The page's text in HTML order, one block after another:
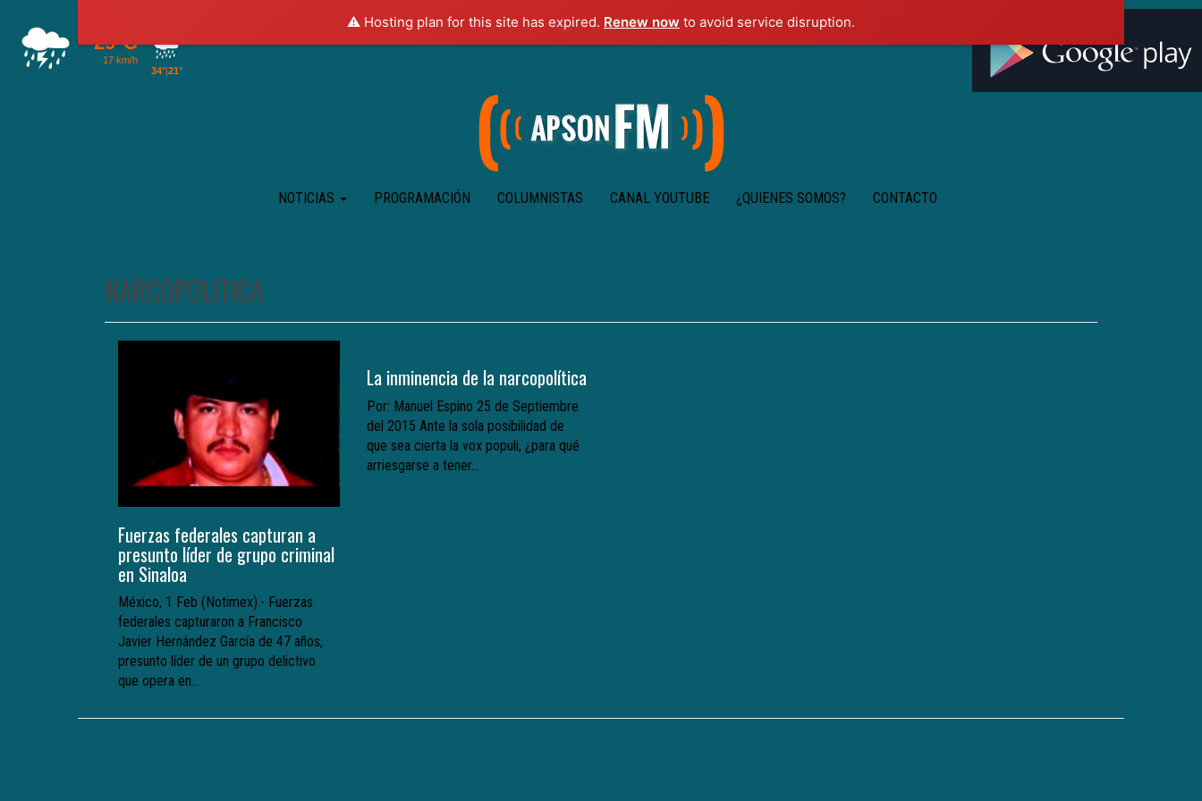
⚠️ Hosting plan for this site has expired. Renew now to avoid service disruption.
NOTICIAS PROGRAMACIÓN COLUMNISTAS CANAL YOUTUBE ¿QUIENES SOMOS? CONTACTO
NARCOPOLITICA
Fuerzas federales capturan a
presunto líder de grupo criminal
en Sinaloa
México, 1 Feb (Notimex).- Fuerzas
federales capturaron a Francisco
Javier Hernández García de 47 años,
presunto líder de un grupo delictivo
que opera en...
La inminencia de la narcopolítica
Por: Manuel Espino 25 de Septiembre
del 2015 Ante la sola posibilidad de
que sea cierta la vox populi, ¿para qué
arriesgarse a tener...